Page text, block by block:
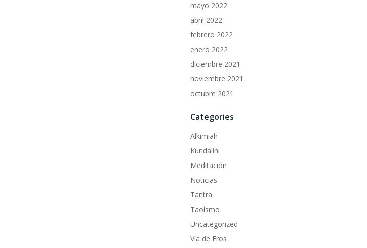
mayo 2022
abril 2022
febrero 2022
enero 2022
diciembre 2021
noviembre 2021
octubre 2021
Categories
Alkimiah
Kundalini
Meditación
Noticias
Tantra
Taoísmo
Uncategorized
Vía de Eros